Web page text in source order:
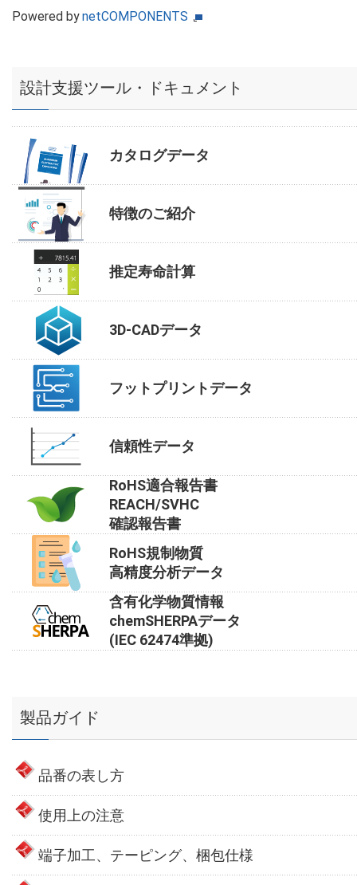
Powered bynetCOMPONENTS
設計支援ツール・ドキュメント
カタログデータ
特徴のご紹介
推定寿命計算
3D-CADデータ
フットプリントデータ
信頼性データ
RoHS適合報告書
REACH/SVHC
確認報告書
RoHS規制物質
高精度分析データ
含有化学物質情報
chemSHERPAデータ
(IEC 62474準拠)
製品ガイド
品番の表し方
使用上の注意
端子加工、テーピング、梱包仕様